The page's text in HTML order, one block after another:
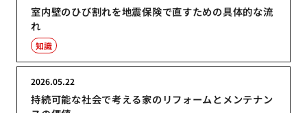
室内壁のひび割れを地震保険で直すための具体的な流
れ
知識
持続可能な社会で考える家のリフォームとメンテナン
2026.05.22